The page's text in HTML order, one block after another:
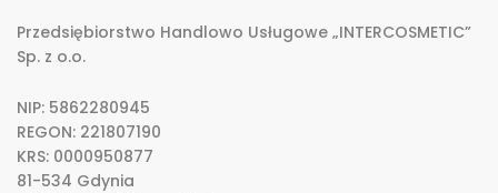
Przedsiębiorstwo Handlowo Usługowe „INTERCOSMETIC”
Sp. z o.o.
NIP: 5862280945
REGON: 221807190
KRS: 0000950877
81-534 Gdynia